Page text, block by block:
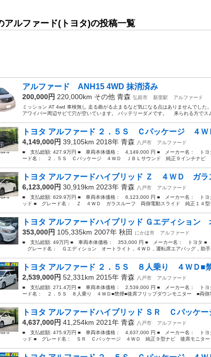
アルファード(トヨタ)の投稿一覧
アルファード ANH15 4WD 抹消済み
200,000円 220,000km その他 青森 弘前市 新里駅
アルファード
ミッション AT 4wd 車検無し 走る曲がる止まるなど気になる点はありませんでした
アワイパー周辺サビて穴が空いています。 バッテリーダメです。 来られる方でス
トヨタ アルファード ２．５Ｓ Ｃパッケージ ４
4,149,000円 39,105km 2018年 青森 八戸市
アルファード
■ 支払総額: 427.9万円 ■ 車両本体価格： 4,149,000 円 ■ メーカー名： ト
ード名： ２．５Ｓ Ｃパッケージ ４ＷＤ ＪＢＬサウンド 純正９インチナビ
トヨタ アルファードハイブリッド Ｚ ４ＷＤ ガ
6,123,000円 30,919km 2023年 青森 八戸市
アルファード
■ 支払総額: 629.9万円 ■ 車両本体価格： 6,123,000 円 ■ メーカー名： トヨ
ッド ■ グレード名： Ｚ ４ＷＤ ガラスルーフ 両側電動スライド 純正１４型
トヨタ アルファードハイブリッド Ｇエディション
353,000円 105,335km 2007年 秋田 にかほ市
アルファード
■ 支払総額: 49万円 ■ 車両本体価格： 353,000 円 ■ メーカー名： トヨタ ■
グレード名： Ｇエディション オートライト，４ＷＤ，運転席エアバッグ，助手
トヨタ アルファード ２．５Ｓ ８人乗り ４ＷＤ■
2,539,000円 52,331km 2015年 青森 八戸市
アルファード
■ 支払総額: 271.4万円 ■ 車両本体価格： 2,539,000 円 ■ メーカー名： ト
ード名： ２．５Ｓ ８人乗り ４ＷＤ■禁煙■後席フリップダウンモニター ■両側
トヨタ アルファードハイブリッド ＳＲ Ｃパッケ
4,637,000円 41,254km 2021年 青森 八戸市
アルファード
■ 支払総額: 475.9万円 ■ 車両本体価格： 4,637,000 円 ■ メーカー名： トヨ
ッド ■ グレード名： ＳＲ Ｃパッケージ ４ＷＤ 純正９型ナビ 後席モニター